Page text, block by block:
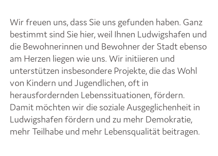
Wir freuen uns, dass Sie uns gefunden haben. Ganz
bestimmt sind Sie hier, weil Ihnen Ludwigshafen und
die Bewohnerinnen und Bewohner der Stadt ebenso
am Herzen liegen wie uns. Wir initiieren und
unterstützen insbesondere Projekte, die das Wohl
von Kindern und Jugendlichen, oft in
herausfordernden Lebenssituationen, fördern.
Damit möchten wir die soziale Ausgeglichenheit in
Ludwigshafen fördern und zu mehr Demokratie,
mehr Teilhabe und mehr Lebensqualität beitragen.